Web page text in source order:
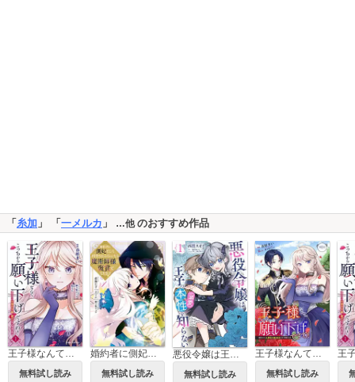
「糸加 」 「一メルカ 」 …他のおすすめ作品
王子様なんて、こっちから願い下げですわ！～追放された元悪役令嬢、魔法の力で見返します～【単行本】
無料試し読み
婚約者に側妃として利用されるくらいなら魔術師様の褒賞となります
無料試し読み 無料試し読み
王子様なんて、こっちから願い下げですわ！～追放された元悪役令嬢、魔法の力で見返します～
無料試し読み